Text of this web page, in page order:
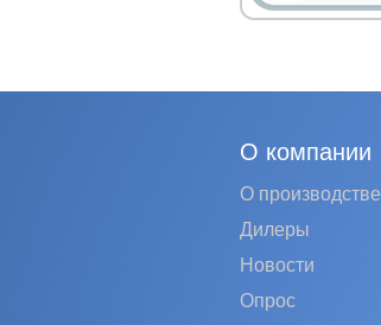
О компании
О производстве
Дилеры
Новости
Опрос